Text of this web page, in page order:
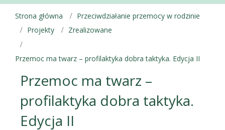
Strona główna
Przeciwdziałanie przemocy w rodzinie
Projekty
Zrealizowane
Przemoc ma twarz – profilaktyka dobra taktyka. Edycja II
Przemoc ma twarz –
profilaktyka dobra taktyka.
Edycja II